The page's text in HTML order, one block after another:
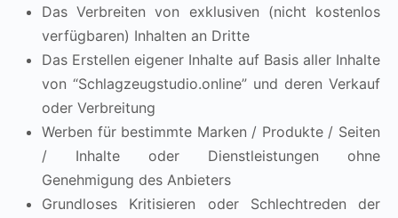
Das Verbreiten von exklusiven (nicht kostenlos
verfügbaren) Inhalten an Dritte
Das Erstellen eigener Inhalte auf Basis aller Inhalte
von “Schlagzeugstudio.online” und deren Verkauf
oder Verbreitung
Werben für bestimmte Marken / Produkte / Seiten
/ Inhalte oder Dienstleistungen ohne
Genehmigung des Anbieters
Grundloses Kritisieren oder Schlechtreden der